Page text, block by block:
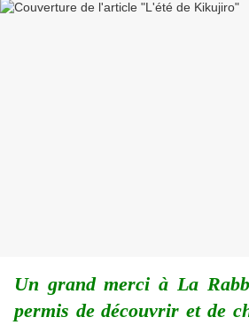
Un grand merci à La
permis de découvrir et de